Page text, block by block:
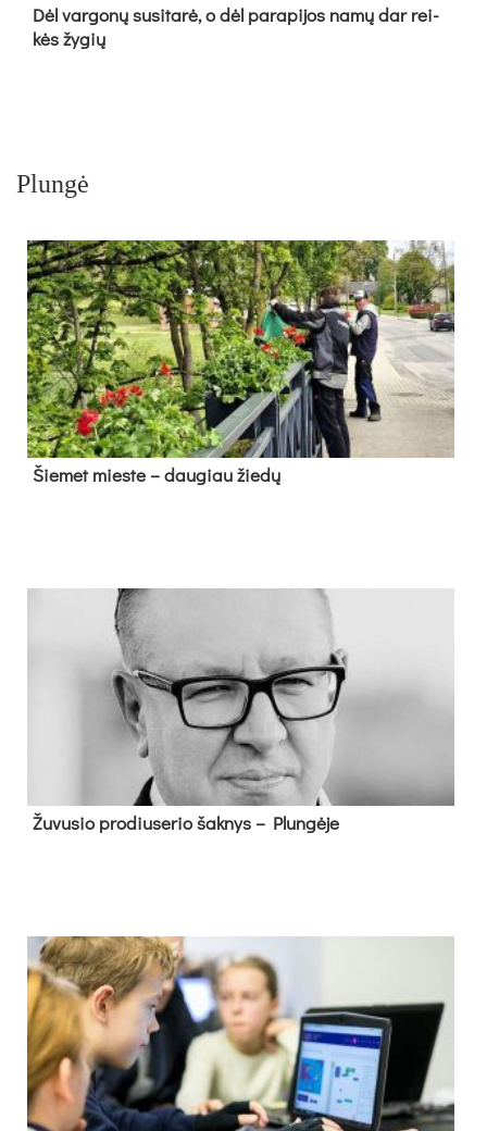
Dėl var­go­nų su­si­ta­rė, o dėl pa­ra­pi­jos na­mų dar rei­
kės žy­gių
Plungė
Šie­met mies­te – dau­giau žie­dų
Žu­vu­sio pro­diu­se­rio šak­nys – Plun­gė­je